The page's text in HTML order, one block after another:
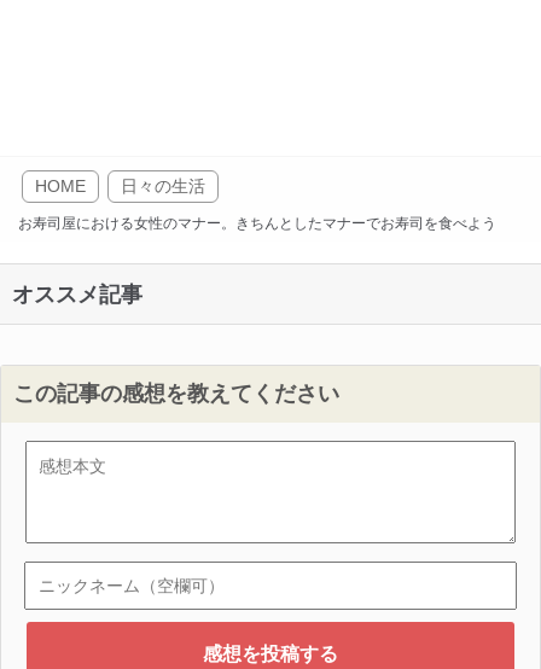
HOME 日々の生活
お寿司屋における女性のマナー。きちんとしたマナーでお寿司を食べよう
オススメ記事
この記事の感想を教えてください